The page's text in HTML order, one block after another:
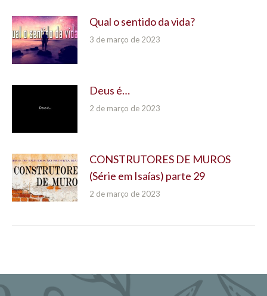
Qual o sentido da vida?
3 de março de 2023
Deus é…
2 de março de 2023
CONSTRUTORES DE MUROS
(Série em Isaías) parte 29
2 de março de 2023